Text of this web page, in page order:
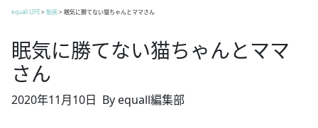
equall LIFE> 動画> 眠気に勝てない猫ちゃんとママさん
眠気に勝てない猫ちゃんとママ
さん
2020年11月10日 By equall編集部